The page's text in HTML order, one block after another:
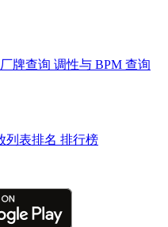
厂牌查询 调性与 BPM 查询
列表排名 排行榜